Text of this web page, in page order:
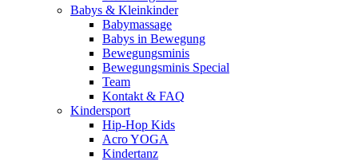
Babys & Kleinkinder
Babymassage
Babys in Bewegung
Bewegungsminis
Bewegungsminis Special
Team
Kontakt & FAQ
Kindersport
Hip-Hop Kids
Acro YOGA
Kindertanz